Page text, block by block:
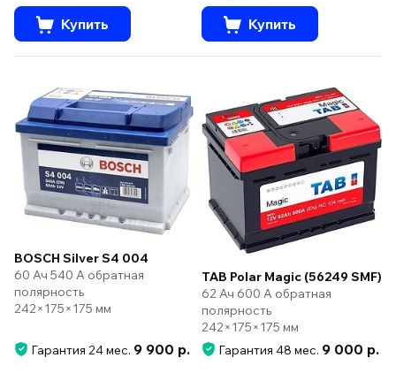
Купить Купить
BOSCH Silver S4 004
60 Ач 540 А обратная
полярность
242×175×175 мм
Гарантия 24 мес. 9 900 р.
TAB Polar Magic (56249 SMF)
62 Ач 600 А обратная
полярность
242×175×175 мм
Гарантия 48 мес. 9 000 р.